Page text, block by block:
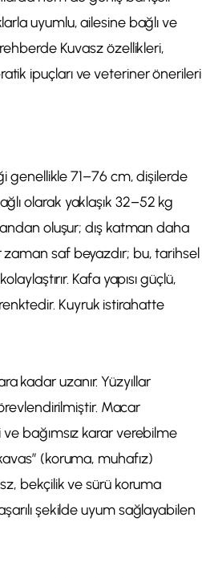
uyumlu, ailesine bağlı ve
Kuvasz özellikleri,
ipuçları ve veteriner önerileri
genellikle 71–76 cm, dişilerde
olarak yaklaşık 32–52 kg
oluşur; dış katman daha
zaman saf beyazdır; bu, tarihsel
Kafa yapısı güçlü,
Kuyruk istirahatte
kadar uzanır. Yüzyıllar
Macar
bağımsız karar verebilme
(koruma, muhafız)
bekçilik ve sürü koruma
şekilde uyum sağlayabilen